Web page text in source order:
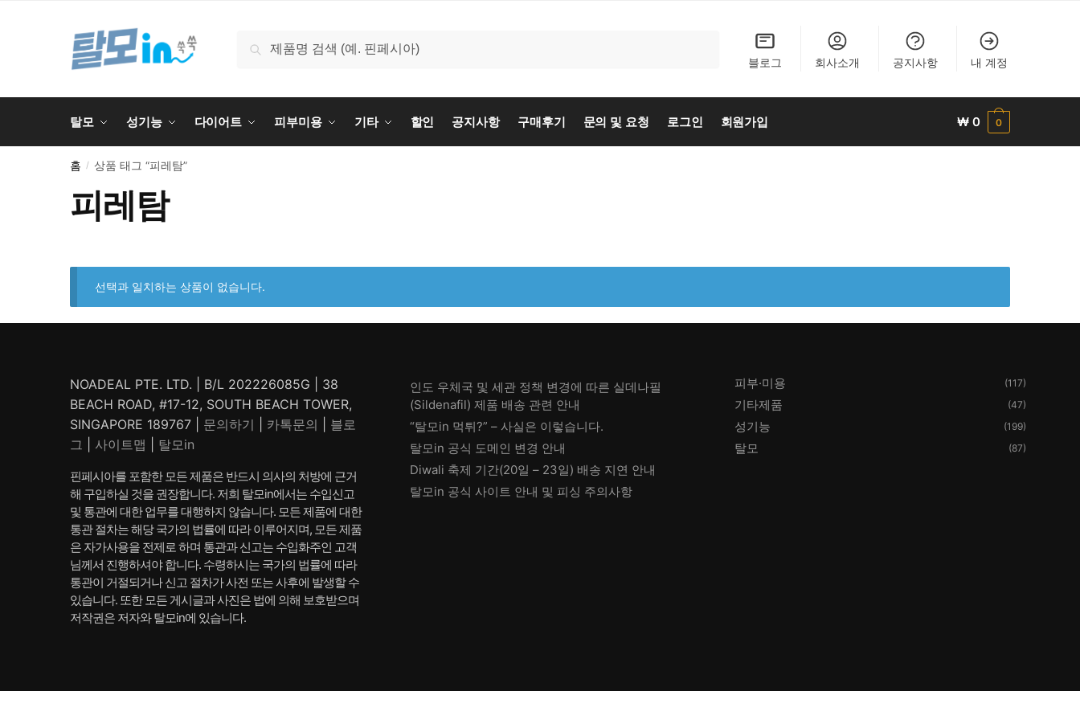
검색
블로그
회사소개 공지사항 내 계정
탈모 성기능 다이어트 피부미용 기타 할인 공지사항 구매후기 문의 및 요청 로그인 회원가입 ₩ 0 0
홈 / 상품 태그 “피레탐”
피레탐
선택과 일치하는 상품이 없습니다.
NOADEAL PTE. LTD. | B/L 202226085G | 38
BEACH ROAD, #17-12, SOUTH BEACH TOWER,
SINGAPORE 189767 | 문의하기 카톡문의
블로
그
사이트맵 탈모in
핀페시아를 포함한 모든 제품은 반드시 의사의 처방에 근거
해 구입하실 것을 권장합니다. 저희 탈모in에서는 수입신고
및 통관에 대한 업무를 대행하지 않습니다. 모든 제품에 대한
통관 절차는 해당 국가의 법률에 따라 이루어지며, 모든 제품
은 자가사용을 전제로 하며 통관과 신고는 수입화주인 고객
님께서 진행하셔야 합니다. 수령하시는 국가의 법률에 따라
통관이 거절되거나 신고 절차가 사전 또는 사후에 발생할 수
있습니다. 또한 모든 게시글과 사진은 법에 의해 보호받으며
저작권은 저자와 탈모in에 있습니다.
인도 우체국 및 세관 정책 변경에 따른 실데나필
(Sildenafil) 제품 배송 관련 안내
“탈모in 먹튀?” – 사실은 이렇습니다.
탈모in 공식 도메인 변경 안내
Diwali 축제 기간(20일 – 23일) 배송 지연 안내
탈모in 공식 사이트 안내 및 피싱 주의사항
피부·미용 (117)
기타제품 (47)
성기능 (199)
탈모 (87)